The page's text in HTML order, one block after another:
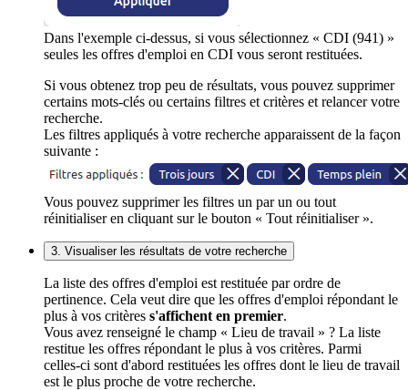
Dans l'exemple ci-dessus, si vous sélectionnez « CDI (941) »
seules les offres d'emploi en CDI vous seront restituées.
Si vous obtenez trop peu de résultats, vous pouvez supprimer
certains mots-clés ou certains filtres et critères et relancer votre
recherche.
Les filtres appliqués à votre recherche apparaissent de la façon
suivante :
Vous pouvez supprimer les filtres un par un ou tout
réinitialiser en cliquant sur le bouton « Tout réinitialiser ».
3. Visualiser les résultats de votre recherche
La liste des offres d'emploi est restituée par ordre de
pertinence. Cela veut dire que les offres d'emploi répondant le
plus à vos critères s'affichent en premier.
Vous avez renseigné le champ « Lieu de travail » ? La liste
restitue les offres répondant le plus à vos critères. Parmi
celles-ci sont d'abord restituées les offres dont le lieu de travail
est le plus proche de votre recherche.